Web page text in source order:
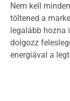
Nem kell
töltened a
legalább hozna
dolgozz
energiával a